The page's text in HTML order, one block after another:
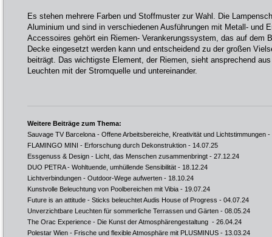
Es stehen mehrere Farben und Stoffmuster zur Wahl. Die
Aluminium und sind in verschiedenen Ausführungen mit Metall- und
Accessoires gehört ein Riemen- Verankerungssystem, das auf dem
Decke eingesetzt werden kann und entscheidend zu der großen
beiträgt. Das wichtigste Element, der Riemen, sieht ansprechend
Leuchten mit der Stromquelle und untereinander.
Weitere Beiträge zum Thema:
Sauvage TV Barcelona - Offene Arbeitsbereiche, Kreativität und Lichtstimmungen -
FLAMINGO MINI - Erforschung durch Dekonstruktion - 14.07.25
Essgenuss & Design - Licht, das Menschen zusammenbringt - 27.12.24
DUO PETRA - Wohltuende, umhüllende Sensibilität - 18.12.24
Lichtverbindungen - Outdoor-Wege aufwerten - 18.10.24
Kunstvolle Beleuchtung von Poolbereichen mit Vibia - 19.07.24
Future is an attitude - Sticks beleuchtet Audis House of Progress - 04.07.24
Unverzichtbare Leuchten für sommerliche Terrassen und Gärten - 08.05.24
The Orac Experience - Die Kunst der Atmosphärengestaltung - 26.04.24
Polestar Wien - Frische und flexible Atmosphäre mit PLUSMINUS - 13.03.24